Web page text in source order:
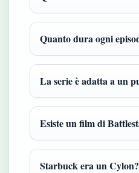
Quanto dura ogni
La serie è adatta a un
Esiste un film di
Starbuck era un Cylon?